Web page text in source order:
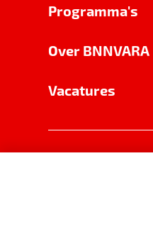
Programma's
Over BNNVARA
Vacatures